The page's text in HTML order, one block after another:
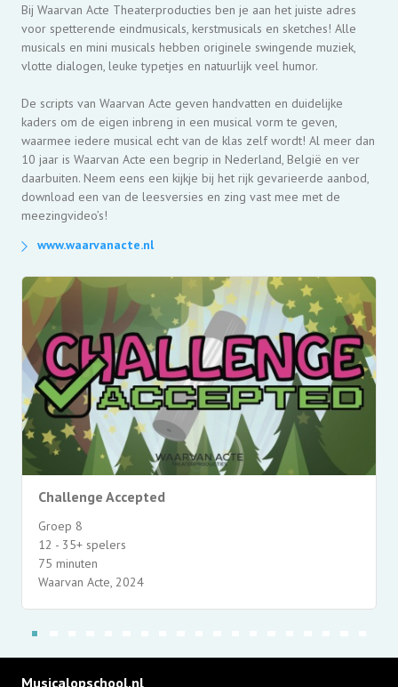
Bij Waarvan Acte Theaterproducties ben je aan het juiste adres
voor spetterende eindmusicals, kerstmusicals en sketches! Alle
musicals en mini musicals hebben originele swingende muziek,
vlotte dialogen, leuke typetjes en natuurlijk veel humor.
De scripts van Waarvan Acte geven handvatten en duidelijke
kaders om de eigen inbreng in een musical vorm te geven,
waarmee iedere musical echt van de klas zelf wordt! Al meer dan
10 jaar is Waarvan Acte een begrip in Nederland, België en ver
daarbuiten. Neem eens een kijkje bij het rijk gevarieerde aanbod,
download een van de leesversies en zing vast mee met de
meezingvideo’s!
www.waarvanacte.nl
Challenge Accepted
Groep 8
12 - 35+ spelers
75 minuten
Waarvan Acte, 2024
Musicalopschool.nl